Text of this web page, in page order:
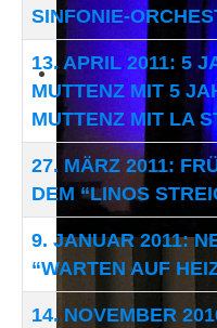
SINFONIE-
13. APRIL 2011: 5
MUTTENZ MIT 5
MUTTENZ MIT LA
27. MÄRZ 2011:
DEM “LINOS
9. JANUAR 2011:
“WARTEN AUF
14. NOVEMBER